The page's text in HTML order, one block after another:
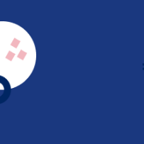
, osakas, asianajaja,
Amcham Finland